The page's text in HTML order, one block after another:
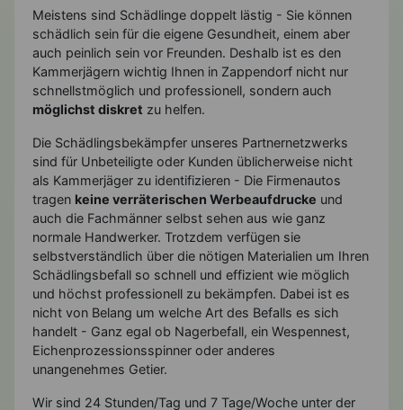
Meistens sind Schädlinge doppelt lästig - Sie können
schädlich sein für die eigene Gesundheit, einem aber
auch peinlich sein vor Freunden. Deshalb ist es den
Kammerjägern wichtig Ihnen in Zappendorf nicht nur
schnellstmöglich und professionell, sondern auch
möglichst diskret zu helfen.
Die Schädlingsbekämpfer unseres Partnernetzwerks
sind für Unbeteiligte oder Kunden üblicherweise nicht
als Kammerjäger zu identifizieren - Die Firmenautos
tragen keine verräterischen Werbeaufdrucke und
auch die Fachmänner selbst sehen aus wie ganz
normale Handwerker. Trotzdem verfügen sie
selbstverständlich über die nötigen Materialien um Ihren
Schädlingsbefall so schnell und effizient wie möglich
und höchst professionell zu bekämpfen. Dabei ist es
nicht von Belang um welche Art des Befalls es sich
handelt - Ganz egal ob Nagerbefall, ein Wespennest,
Eichenprozessionsspinner oder anderes
unangenehmes Getier.
Wir sind 24 Stunden/Tag und 7 Tage/Woche unter der